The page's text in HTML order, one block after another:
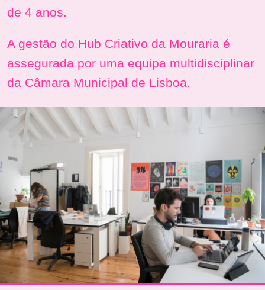
de 4 anos.
A gestão do Hub Criativo da Mouraria é
assegurada por uma equipa multidisciplinar
da Câmara Municipal de Lisboa.